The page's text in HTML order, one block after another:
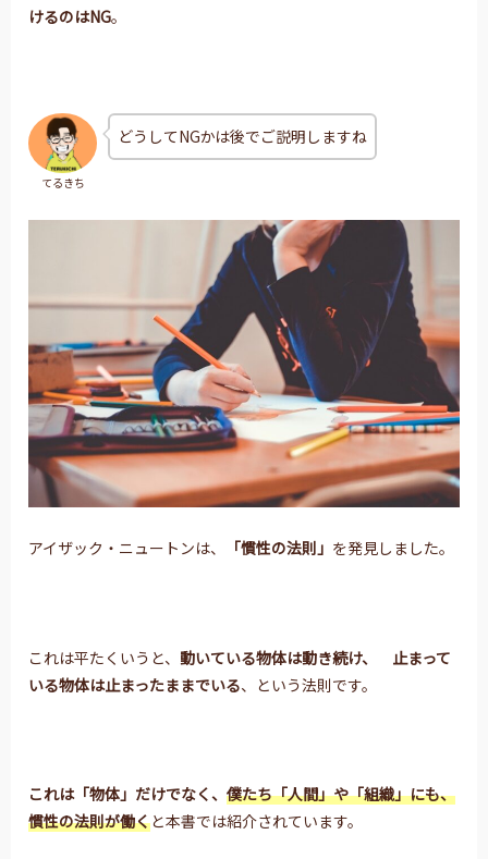
けるのはNG。
てるきち
どうしてNGかは後でご説明しますね
アイザック・ニュートンは、 「慣性の法則」 を発見しました。
これは平たくいうと、 動いている物体は動き続け、 止まって
いる物体は止まったままでいる、という法則です。
これは「物体」だけでなく、 僕たち「人間」や「組織」にも、
慣性の法則が働くと本書では紹介されています。